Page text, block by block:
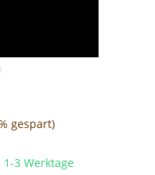
gespart)
3 Werktage